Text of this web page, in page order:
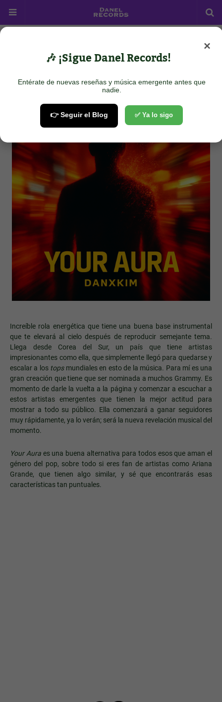
danXkim - Your Aura
October 06, 2025
Increíble rola energética que tiene una buena base instrumental
que te elevará al cielo después de reproducir semejante tema.
Llega desde Corea del Sur, un país que tiene artistas
impresionantes como ella, que simplemente llegó para quedarse y
escalar a los topsmundiales en esto de la música. Para mí es una
gran creación que tiene que ser nominada a muchos Grammy. Es
momento de darle la vuelta a la página y comenzar a escuchar a
estos artistas emergentes que tienen la mejor actitud para
mostrar a todo su público. Ella comenzará a ganar seguidores
muy rápidamente, ya lo verán; será la nueva revelación musical del
momento.
Your Auraes una buena alternativa para todos esos que aman el
género del pop, sobre todo si eres fan de artistas como Ariana
Grande, que tienen algo similar, y sé que encontrarás esas
características tan puntuales.
×
🎶 ¡Sigue Danel Records!
Entérate de nuevas reseñas y música emergente antes que
nadie.
👉 Seguir el Blog ✅ Ya lo sigo